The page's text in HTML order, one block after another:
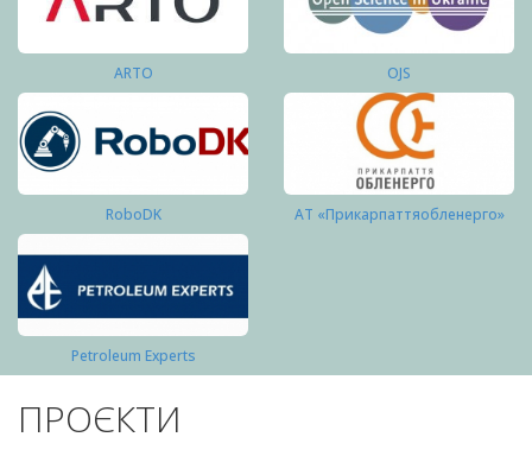
ARTO OJS
RoboDK АТ «Прикарпаттяобленерго»
Petroleum Experts
ПРОЄКТИ